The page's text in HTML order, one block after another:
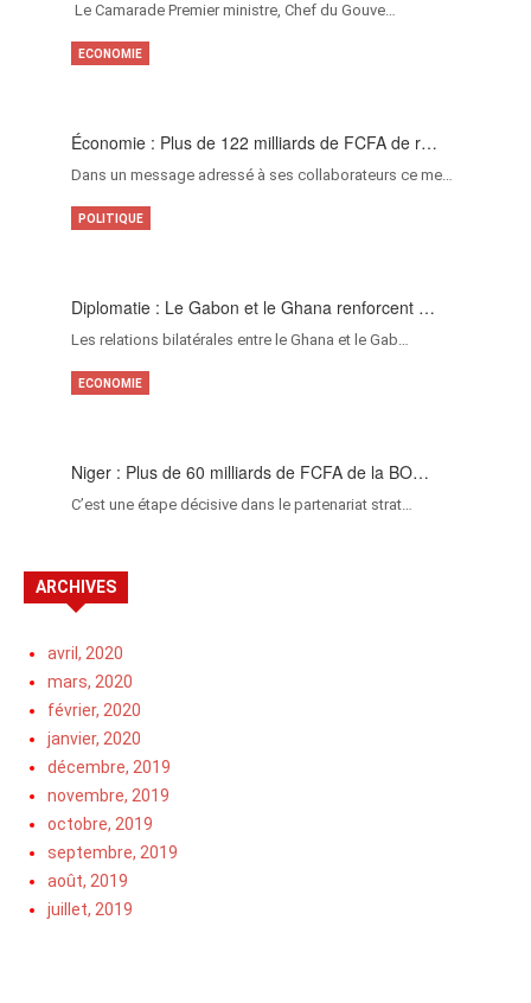
‎Le Camarade Premier ministre, Chef du Gouve…
Économie : Plus de 122 milliards de FCFA de r…
Dans un message adressé à ses collaborateurs ce me…
ECONOMIE
Diplomatie : Le Gabon et le Ghana renforcent …
Les relations bilatérales entre le Ghana et le Gab…
POLITIQUE
Niger : Plus de 60 milliards de FCFA de la BO…
C’est une étape décisive dans le partenariat strat…
ECONOMIE
ARCHIVES
avril, 2020
mars, 2020
février, 2020
janvier, 2020
décembre, 2019
novembre, 2019
octobre, 2019
septembre, 2019
août, 2019
juillet, 2019